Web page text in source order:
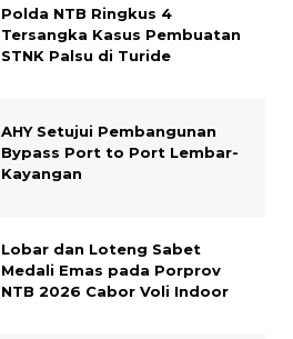
Polda NTB Ringkus 4
Tersangka Kasus Pembuatan
STNK Palsu di Turide
AHY Setujui Pembangunan
Bypass Port to Port Lembar-
Kayangan
Lobar dan Loteng Sabet
Medali Emas pada Porprov
NTB 2026 Cabor Voli Indoor